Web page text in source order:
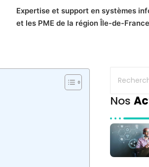
Expertise et support en systèmes
et les PME de la région Île-de-
Nos